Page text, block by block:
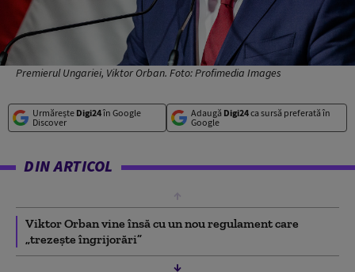
Premierul Ungariei, Viktor Orban. Foto: Profimedia Images
Urmărește Digi24în Google
Discover
Adaugă Digi24ca sursă preferată în
Google
DIN ARTICOL
Viktor Orban vine însă cu un nou regulament care
„trezeşte îngrijorări”